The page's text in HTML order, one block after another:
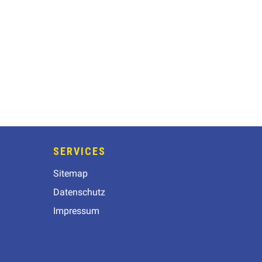
SERVICES
Sitemap
Datenschutz
Impressum